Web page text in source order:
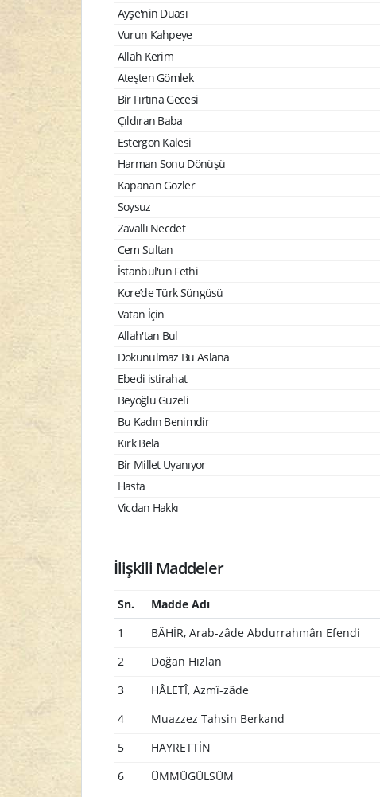
Ayşe'nin Duası
Vurun Kahpeye
Allah Kerim
Ateşten Gömlek
Bir Fırtına Gecesi
Çıldıran Baba
Estergon Kalesi
Harman Sonu Dönüşü
Kapanan Gözler
Soysuz
Zavallı Necdet
Cem Sultan
İstanbul'un Fethi
Kore’de Türk Süngüsü
Vatan İçin
Allah'tan Bul
Dokunulmaz Bu Aslana
Ebedi istirahat
Beyoğlu Güzeli
Bu Kadın Benimdir
Kırk Bela
Bir Millet Uyanıyor
Hasta
Vicdan Hakkı
İlişkili Maddeler
Sn. Madde Adı
1
BÂHİR, Arab-zâde Abdurrahmân Efendi
2 Doğan Hızlan
3 HÂLETÎ, Azmî-zâde
4 Muazzez Tahsin Berkand
5 HAYRETTİN
6 ÜMMÜGÜLSÜM